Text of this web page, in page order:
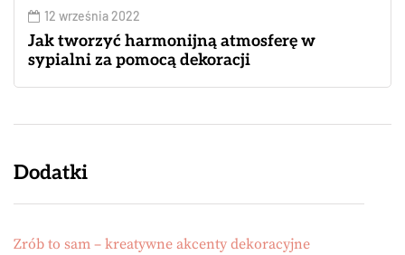
12 września 2022
Jak tworzyć harmonijną atmosferę w
sypialni za pomocą dekoracji
Dodatki
Zrób to sam – kreatywne akcenty dekoracyjne